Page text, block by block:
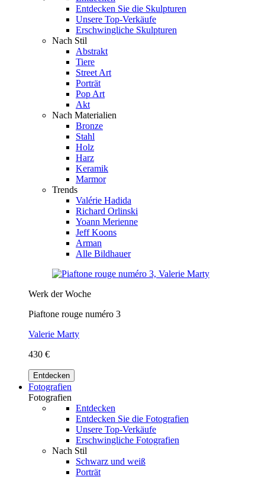
Entdecken Sie die Skulpturen
Unsere Top-Verkäufe
Erschwingliche Skulpturen
Nach Stil
Abstrakt
Tiere
Street Art
Porträt
Pop Art
Akt
Nach Materialien
Bronze
Stahl
Holz
Harz
Keramik
Marmor
Trends
Valérie Hadida
Richard Orlinski
Yoann Merienne
Jeff Koons
Arman
Alle Bildhauer
Werk der Woche
Piaftone rouge numéro 3
Valerie Marty
430 €
Entdecken
Fotografien
Fotografien
Entdecken
Entdecken Sie die Fotografien
Unsere Top-Verkäufe
Erschwingliche Fotografien
Nach Stil
Schwarz und weiß
Porträt